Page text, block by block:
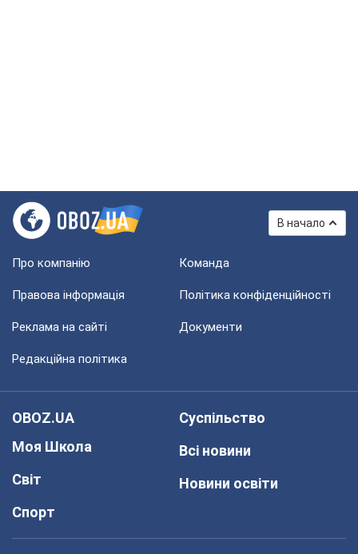
В начало
Про компанію Команда
Правова інформація Політика конфіденційності
Реклама на сайті Документи
Редакційна політика
OBOZ.UA
Моя Школа
Світ
Спорт
Суспільство
Всі новини
Новини освіти